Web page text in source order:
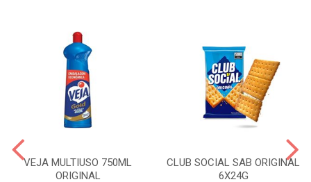
VEJA MULTIUSO 750ML
ORIGINAL
CLUB SOCIAL SAB ORIGINAL
6X24G